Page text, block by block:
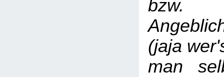
bzw.
(jaja
man